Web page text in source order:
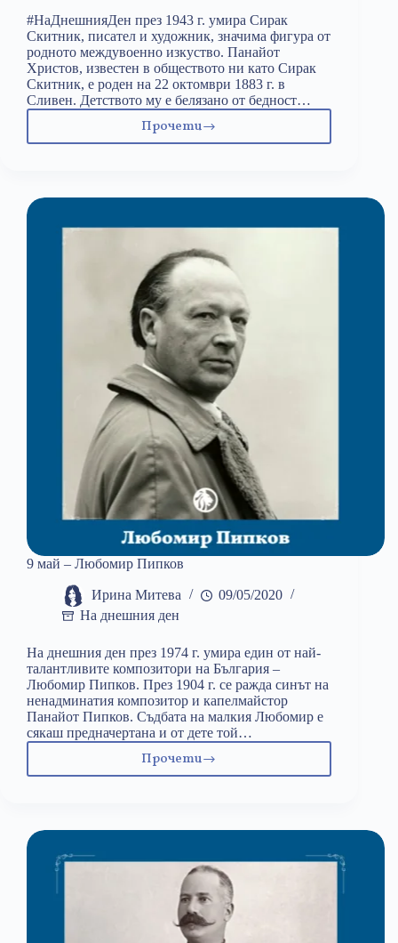
#НаДнешнияДен през 1943 г. умира Сирак
Скитник, писател и художник, значима фигура от
родното междувоенно изкуство. Панайот
Христов, известен в обществото ни като Сирак
Скитник, е роден на 22 октомври 1883 г. в
Сливен. Детството му е белязано от бедност…
Прочети
5
9 май – Любомир Пипков
Ирина Митева
09/05/2020
На днешния ден
На днешния ден през 1974 г. умира един от най-
талантливите композитори на България –
Любомир Пипков. През 1904 г. се ражда синът на
ненадминатия композитор и капелмайстор
Панайот Пипков. Съдбата на малкия Любомир е
сякаш предначертана и от дете той…
Прочети
9